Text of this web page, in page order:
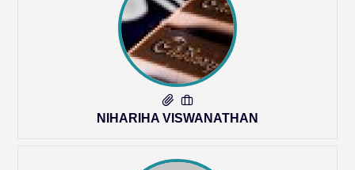
NIHARIHA VISWANATHAN